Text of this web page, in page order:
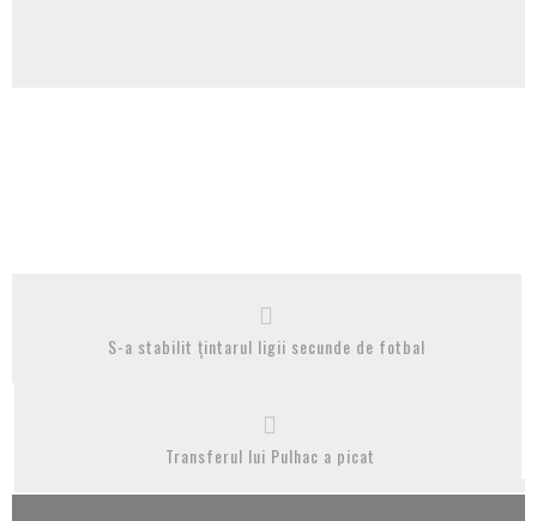
S-a stabilit țintarul ligii secunde de fotbal
Transferul lui Pulhac a picat